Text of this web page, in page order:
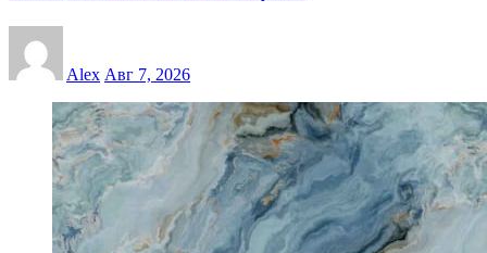
Alex Авг 7, 2026